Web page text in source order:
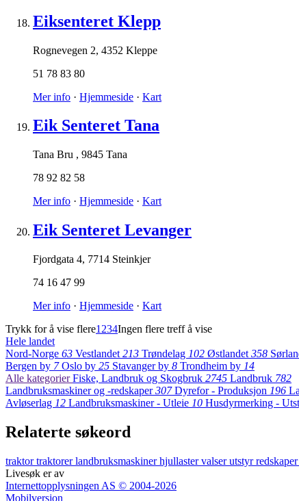
Eiksenteret Klepp
Rognevegen 2, 4352 Kleppe
51 78 83 80
Mer info · Hjemmeside · Kart
Eik Senteret Tana
Tana Bru , 9845 Tana
78 92 82 58
Mer info · Hjemmeside · Kart
Eik Senteret Levanger
Fjordgata 4, 7714 Steinkjer
74 16 47 99
Mer info · Hjemmeside · Kart
Trykk for å vise flere1 234Ingen flere treff å vise
Hele landet
Nord-Norge 63 Vestlandet 213 Trøndelag 102 Østlandet 358
Bergen by 7 Oslo by 25 Stavanger by 8 Trondheim by 14
Alle kategorierFiske, Landbruk og Skogbruk 2745 Landbruk 782
Landbruksmaskiner og -redskaper307 Dyrefor - Produksjon 196
Avløserlag 12 Landbruksmaskiner - Utleie 10 Husdyrmerking -
Relaterte søkeord
traktortraktorerlandbruksmaskinerhjullastervalserutstyrredskaper
Livesøk er av
Internettopplysningen AS © 2004-2026
Mobilversjon